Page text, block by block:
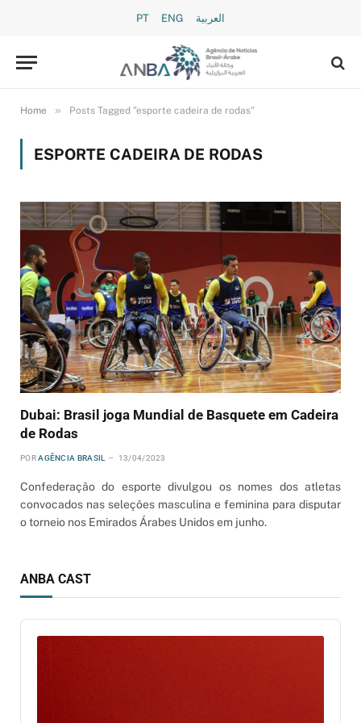
PT ENG العربية
Home » Posts Tagged "esporte cadeira de rodas"
ESPORTE CADEIRA DE RODAS
Dubai: Brasil joga Mundial de Basquete em Cadeira
de Rodas
POR AGÊNCIA BRASIL 13/04/2023
Confederação do esporte divulgou os nomes dos atletas
convocados nas seleções masculina e feminina para disputar
o torneio nos Emirados Árabes Unidos em junho.
ANBA CAST
Audio
Player